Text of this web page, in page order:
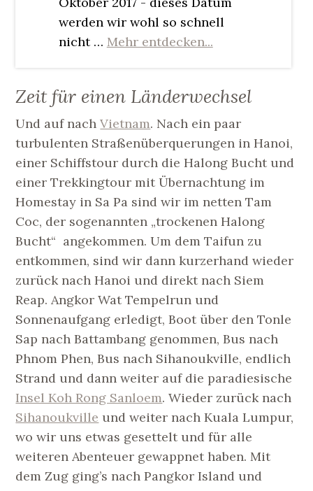
werden wir wohl so schnell
nicht … Mehr entdecken...
Zeit für einen Länderwechsel
Und auf nachVietnam. Nach ein paar
turbulenten Straßenüberquerungen in Hanoi,
einer Schiffstour durch die Halong Bucht und
einer Trekkingtour mit Übernachtung im
Homestay in Sa Pa sind wir im netten Tam
Coc, der sogenannten „trockenen Halong
Bucht“ angekommen. Um dem Taifun zu
entkommen, sind wir dann kurzerhand wieder
zurück nach Hanoi und direkt nach Siem
Reap. Angkor Wat Tempelrun und
Sonnenaufgang erledigt, Boot über den Tonle
Sap nach Battambang genommen, Bus nach
Phnom Phen, Bus nach Sihanoukville, endlich
Strand und dann weiter auf die paradiesische
Insel Koh Rong Sanloem. Wieder zurück nach
Sihanoukville und weiter nach Kuala Lumpur,
wo wir uns etwas gesettelt und für alle
weiteren Abenteuer gewappnet haben. Mit
dem Zug ging’s nach Pangkor Island und